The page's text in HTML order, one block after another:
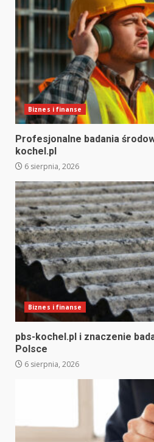
Biznes i finanse
Profesjonalne badania
kochel.pl
6 sierpnia, 2026
Biznes i finanse
pbs-kochel.pl i znaczenie
Polsce
6 sierpnia, 2026